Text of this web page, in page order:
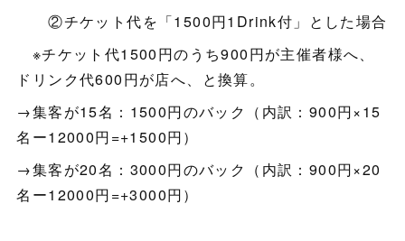
②チケット代を「1500円1Drink付」とした場合
※チケット代1500円のうち900円が主催者様へ、
ドリンク代600円が店へ、と換算。
→集客が15名：1500円のバック（内訳：900円×15
名ー12000円=+1500円）
→集客が20名：3000円のバック（内訳：900円×20
名ー12000円=+3000円）